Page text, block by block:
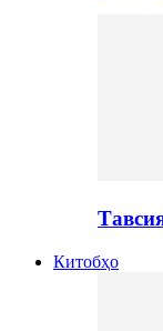
Китобҳо